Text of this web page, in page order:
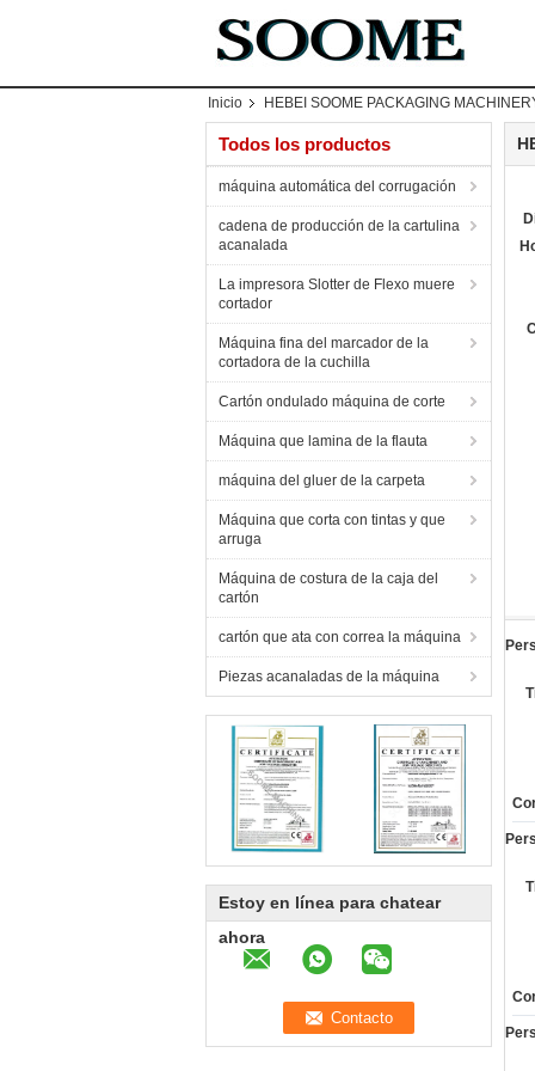
Inicio HEBEI SOOME PACKAGING
Todos los productos
máquina automática del corrugación
cadena de producción de la cartulina
acanalada
La impresora Slotter de Flexo muere
cortador
Máquina fina del marcador de la
cortadora de la cuchilla
Cartón ondulado máquina de corte
Máquina que lamina de la flauta
máquina del gluer de la carpeta
Máquina que corta con tintas y que
arruga
Máquina de costura de la caja del
cartón
cartón que ata con correa la máquina
Piezas acanaladas de la máquina
Estoy en línea para chatear
ahora